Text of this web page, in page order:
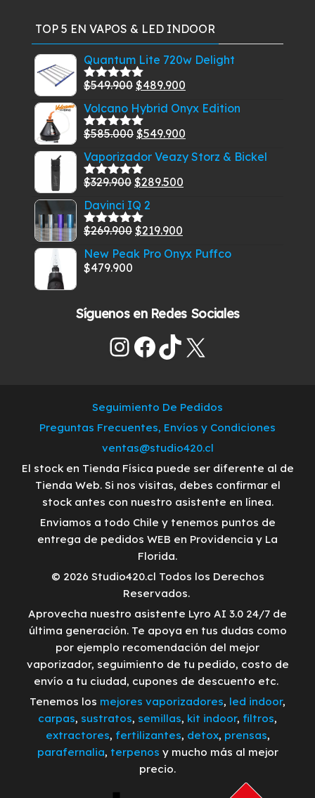
TOP 5 EN VAPOS & LED INDOOR
Quantum Lite 720w Delight
Valorado
5
$549.900 El
precio
original
era:
$549.900.
$489.900
precio
es:
$489.900.
Volcano Hybrid Onyx Edition
Valorado
5
$585.000 El
precio
original
era:
$585.000.
$549.900
precio
Vaporizador Veazy Storz & Bickel
Valorado
5
$329.900 El
precio
original
era:
$329.900.
$289.500
$289.500.
Davinci IQ 2
Valorado
5
$269.900 El
precio
$219.900
precio
New Peak Pro Onyx Puffco
$479.900
Síguenos en Redes Sociales
Instagram
Facebook
TikTok
X
Seguimiento De Pedidos
Preguntas Frecuentes, Envíos y Condiciones
ventas@studio420.cl
El stock en Tienda Física puede ser diferente al de
Tienda Web. Si nos visitas, debes confirmar el
stock antes con nuestro asistente en línea.
Enviamos a todo Chile y tenemos puntos de
entrega de pedidos WEB en Providencia y La
Florida.
© 2026 Studio420.cl Todos los Derechos
Reservados.
Aprovecha nuestro asistente Lyro AI 3.0 24/7 de
última generación. Te apoya en tus dudas como
por ejemplo recomendación del mejor
vaporizador, seguimiento de tu pedido, costo de
envío a tu ciudad, cupones de descuento etc.
Tenemos los mejores vaporizadores, led indoor,
carpas, sustratos, semillas, kit indoor, filtros,
extractores, fertilizantes, detox, prensas,
parafernalia, terpenos y mucho más al mejor
precio.